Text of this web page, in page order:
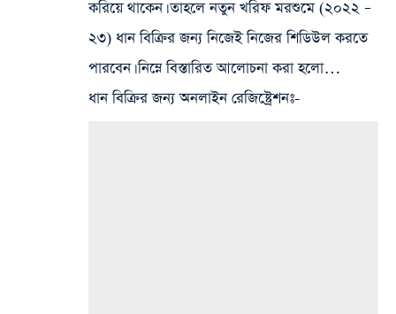
করিয়ে থাকেন। তাহলে নতুন খরিফ মরশুমে (২০২২ –
২৩) ধান বিক্রির জন্য নিজেই নিজের শিডিউল করতে
পারবেন। নিম্নে বিস্তারিত আলোচনা করা হলো…
ধান বিক্রির জন্য অনলাইন রেজিষ্ট্রেশনঃ-